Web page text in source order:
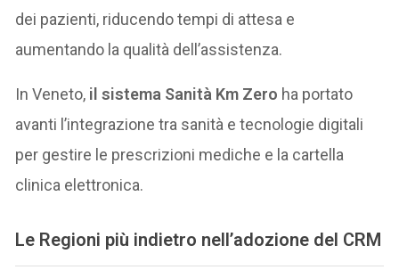
dei pazienti, riducendo tempi di attesa e
aumentando la qualità dell’assistenza.
In Veneto, il sistema Sanità Km Zero ha portato
avanti l’integrazione tra sanità e tecnologie digitali
per gestire le prescrizioni mediche e la cartella
clinica elettronica.
Le Regioni più indietro nell’adozione del CRM